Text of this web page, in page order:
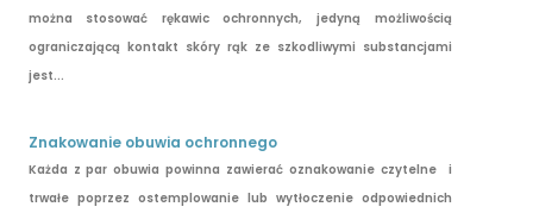
można stosować rękawic ochronnych, jedyną możliwością
ograniczającą kontakt skóry rąk ze szkodliwymi substancjami
jest...
Znakowanie obuwia ochronnego
Każda z par obuwia powinna zawierać oznakowanie czytelne i
trwałe poprzez ostemplowanie lub wytłoczenie odpowiednich